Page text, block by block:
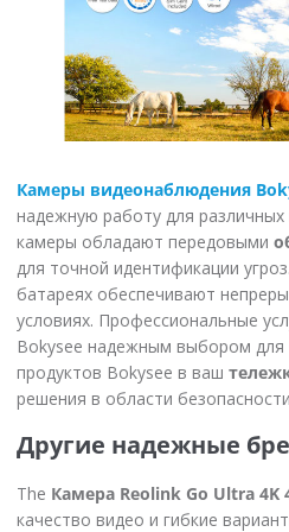
Камеры видеонаблюдения
надежную работу для
камеры обладают передовыми
для точной идентификации
батареях обеспечивают
условиях. Профессиональные
Bokysee надежным выбором для
продуктов Bokysee в ваш
решения в области
Другие надежные
The Камера Reolink Go Ultra 4K
качество видео и гибкие